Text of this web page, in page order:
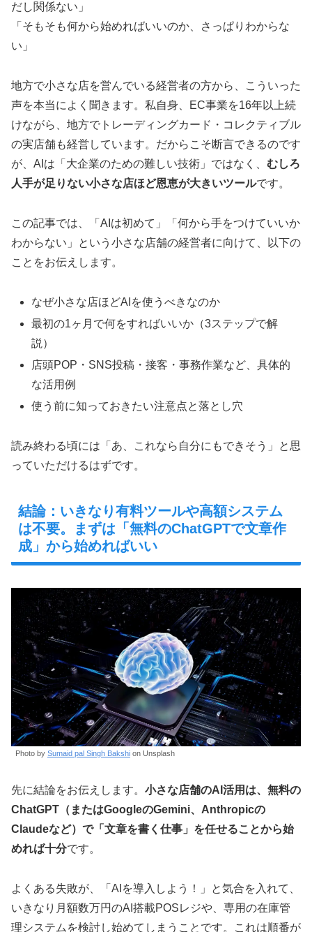
だし関係ない」
「そもそも何から始めればいいのか、さっぱりわからな
い」
地方で小さな店を営んでいる経営者の方から、こういった
声を本当によく聞きます。私自身、EC事業を16年以上続
けながら、地方でトレーディングカード・コレクティブル
の実店舗も経営しています。だからこそ断言できるのです
が、AIは「大企業のための難しい技術」ではなく、 むしろ
人手が足りない小さな店ほど恩恵が大きいツールです。
この記事では、「AIは初めて」「何から手をつけていいか
わからない」という小さな店舗の経営者に向けて、以下の
ことをお伝えします。
なぜ小さな店ほどAIを使うべきなのか
最初の1ヶ月で何をすればいいか（3ステップで解
説）
店頭POP・SNS投稿・接客・事務作業など、具体的
な活用例
使う前に知っておきたい注意点と落とし穴
読み終わる頃には「あ、これなら自分にもできそう」と思
っていただけるはずです。
結論：いきなり有料ツールや高額システム
は不要。まずは「無料のChatGPTで文章作
成」から始めればいい
Photo by Sumaid pal Singh Bakshi on Unsplash
先に結論をお伝えします。 小さな店舗のAI活用は、無料の
ChatGPT（またはGoogleのGemini、Anthropicの
Claudeなど）で「文章を書く仕事」を任せることから始
めれば十分です。
よくある失敗が、「AIを導入しよう！」と気合を入れて、
いきなり月額数万円のAI搭載POSレジや、専用の在庫管
理システムを検討し始めてしまうことです。これは順番が